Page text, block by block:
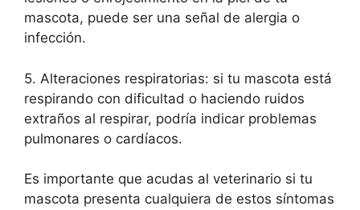
mascota, puede ser una señal de alergia o
infección.
5. Alteraciones respiratorias: si tu mascota está
respirando con dificultad o haciendo ruidos
extraños al respirar, podría indicar problemas
pulmonares o cardíacos.
Es importante que acudas al veterinario si tu
mascota presenta cualquiera de estos síntomas